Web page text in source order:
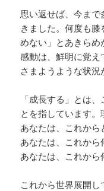
思い返せば、今ま
きました。何度も
めない」とあきらめ
感動は、鮮明に覚
さまようような状況
「成長する」とは
とを指しています。
あなたは、これから
あなたは、これから
あなたは、これから
これから世界展開